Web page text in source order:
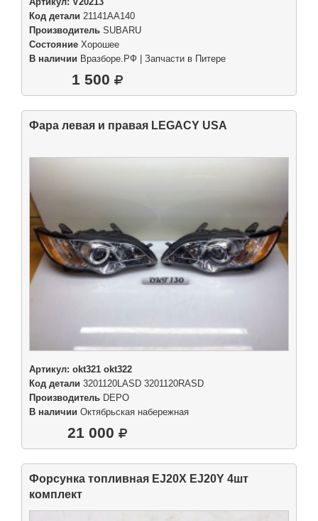
Код детали 21141AA140
Производитель SUBARU
Состояние Хорошее
В наличии Вразборе.РФ | Запчасти в Питере
1 500
Фара левая и правая LEGACY USA
Артикул: okt321 okt322
Код детали 3201120LASD 3201120RASD
Производитель DEPO
В наличии Октябрьская набережная
21 000
Форсунка топливная EJ20X EJ20Y 4шт
комплект